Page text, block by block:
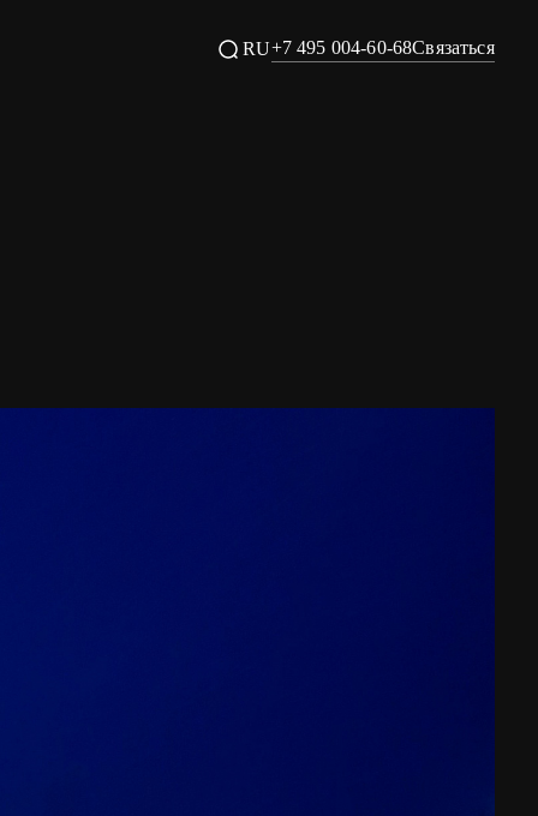
RU+7 495 004-60-68Связаться